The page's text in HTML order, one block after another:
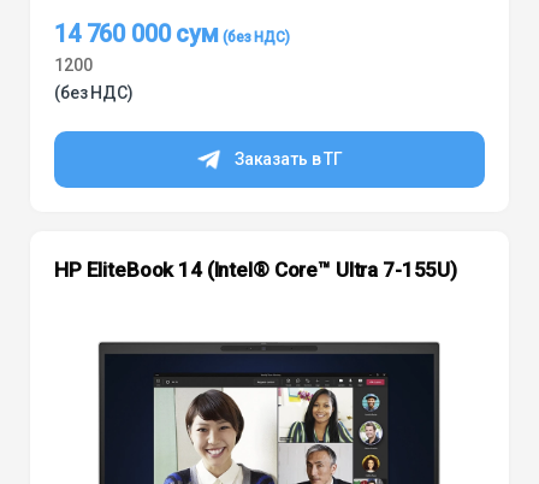
14 760 000сум
1200
(без НДС)
Заказать в ТГ
HP EliteBook 14 (Intel® Core™ Ultra 7-155U)